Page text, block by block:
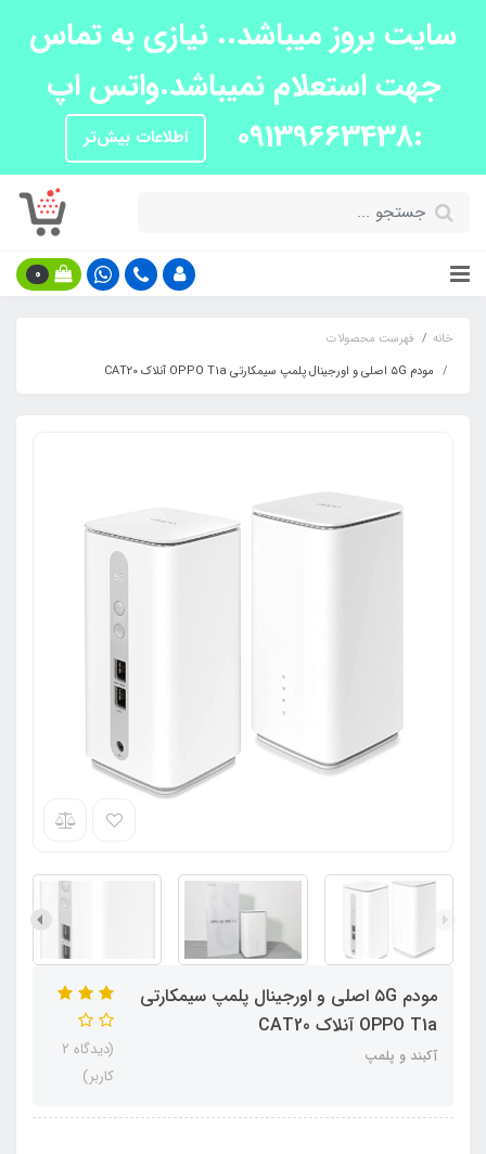
سایت بروز میباشد.. نیازی به تماس
جهت استعلام نمیباشد.واتس اپ
:09139663438
اطلاعات بیش‌تر
0
خانه
فهرست محصولات
مودم ۵G اصلی و اورجینال پلمپ سیمکارتی OPPO T1a آنلاک CAT20
مودم ۵G اصلی و اورجینال پلمپ سیمکارتی
OPPO T1a آنلاک CAT20
آکبند و پلمپ
(دیدگاه 2
کاربر)